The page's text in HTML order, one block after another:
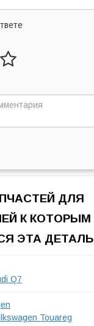
ДЛЯ
К КОТОРЫМ
ЭТА ДЕТАЛЬ
Q7
Touareg